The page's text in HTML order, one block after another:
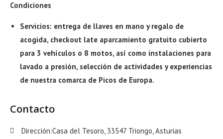
Condiciones
Servicios: entrega de llaves en mano y regalo de
acogida, checkout late aparcamiento gratuito cubierto
para 3 vehículos o 8 motos, así como instalaciones para
lavado a presión, selección de actividades y experiencias
de nuestra comarca de Picos de Europa.
Contacto
Dirección:Casa del Tesoro, 33547 Triongo, Asturias